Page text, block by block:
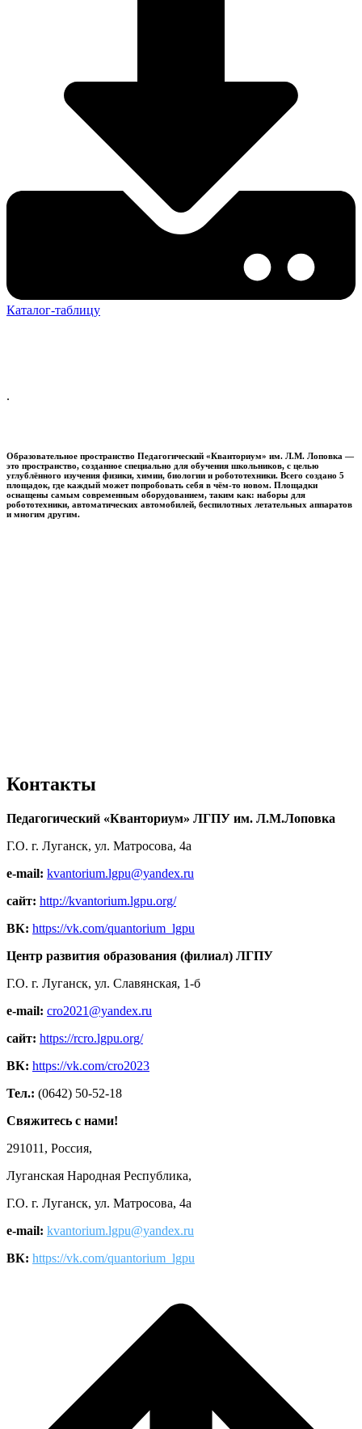
Каталог-таблицу
.
Образовательное пространство Педагогический «Кванториум» им. Л.М. Лоповка —
это пространство, созданное специально для обучения школьников, с целью
углублённого изучения физики, химии, биологии и робототехники. Всего создано 5
площадок, где каждый может попробовать себя в чём-то новом. Площадки
оснащены самым современным оборудованием, таким как: наборы для
робототехники, автоматических автомобилей, беспилотных летательных аппаратов
и многим другим.
Контакты
Педагогический «Кванториум» ЛГПУ им. Л.М.Лоповка
Г.О. г. Луганск, ул. Матросова, 4а
e-mail: kvantorium.lgpu@yandex.ru
сайт: http://kvantorium.lgpu.org/
ВК: https://vk.com/quantorium_lgpu
Центр развития образования (филиал) ЛГПУ
Г.О. г. Луганск, ул. Славянская, 1-б
e-mail: cro2021@yandex.ru
сайт: https://rcro.lgpu.org/
ВК: https://vk.com/cro2023
Тел.: (0642) 50-52-18
Свяжитесь с нами!
291011, Россия,
Луганская Народная Республика,
Г.О. г. Луганск, ул. Матросова, 4а
e-mail: kvantorium.lgpu@yandex.ru
ВК: https://vk.com/quantorium_lgpu